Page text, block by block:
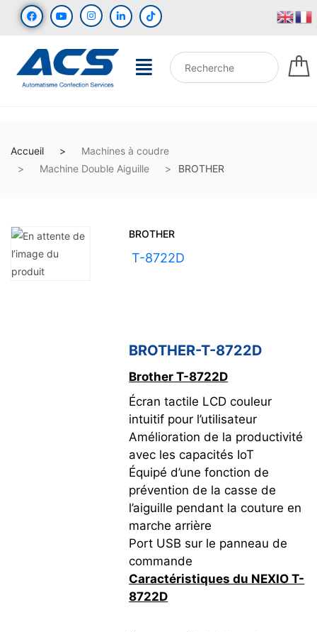
Accueil
Machines à coudre
Machine Double Aiguille
BROTHER
BROTHER
UGS :T-8722D
BROTHER-T-8722D
Brother T-8722D
Écran tactile LCD couleur
intuitif pour l’utilisateur
Amélioration de la productivité
avec les capacités IoT
Équipé d’une fonction de
prévention de la casse de
l’aiguille pendant la couture en
marche arrière
Port USB sur le panneau de
commande
Caractéristiques du NEXIO T-
8722D